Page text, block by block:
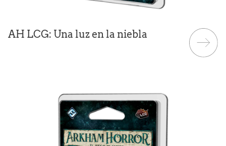
AH LCG: Una luz en la niebla